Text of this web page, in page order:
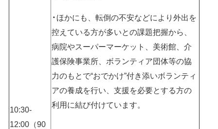
10:30-
12:00（90
ほかにも、転倒の不安などにより外出を
控えている方が多いとの課題把握から、
病院やスーパーマーケット、美術館、介
護保険事業所、ボランティア団体等の協
力のもとで“おでかけ”付き添いボランティ
アの養成を行い、支援を必要とする方の
利用に結び付けています。